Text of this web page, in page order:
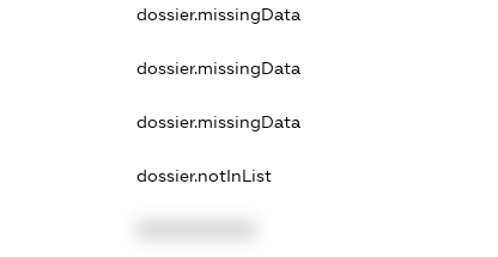
dossier.missingData
dossier.missingData
dossier.missingData
dossier.notInList